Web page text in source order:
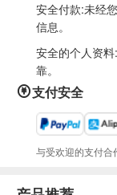
安全付款:未经
信息。
安全的个人资
靠。
支付安全
与受欢迎的支付合